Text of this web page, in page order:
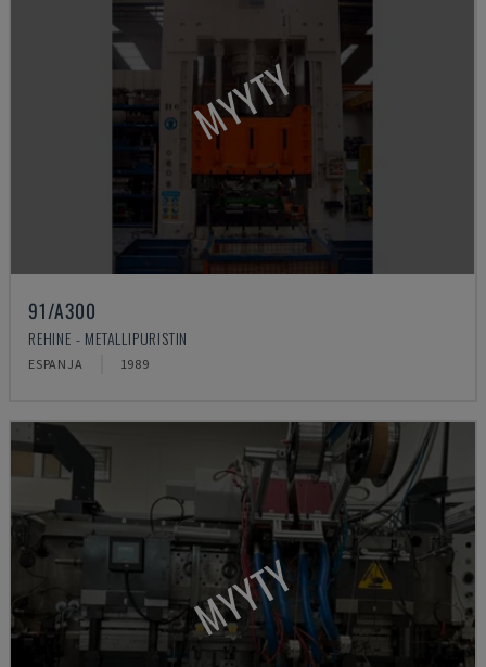
MYYTY
91/A300
REHINE - METALLIPURISTIN
ESPANJA 1989
MYYTY